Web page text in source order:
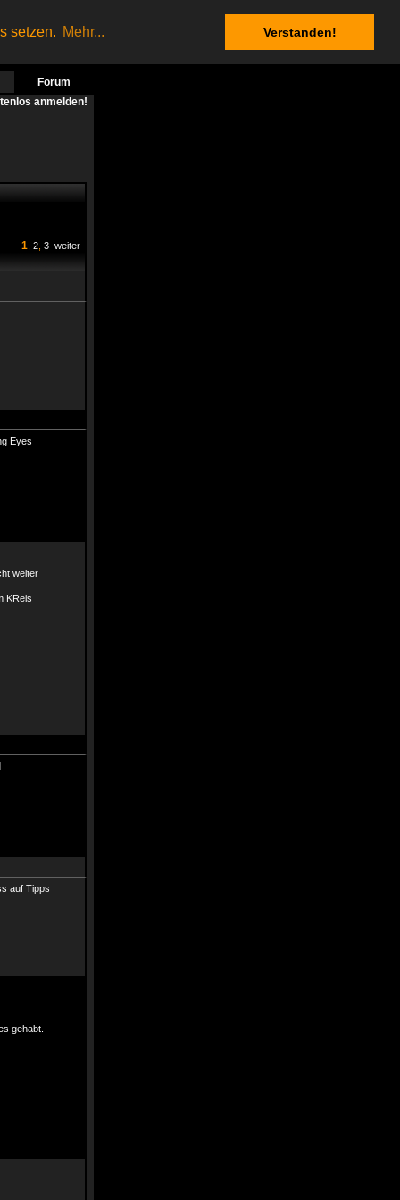
setzen. Mehr... Verstanden!
Forum
anmelden!
1 2 3 weiter
weiter
KReis
auf Tipps
gehabt.